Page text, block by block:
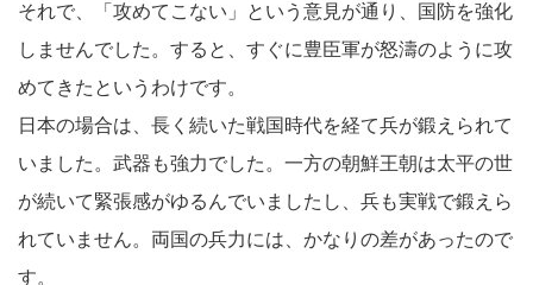
それで、「攻めてこない」という意見が通り、国防を強化
しませんでした。すると、すぐに豊臣軍が怒濤のように攻
めてきたというわけです。
日本の場合は、長く続いた戦国時代を経て兵が鍛えられて
いました。武器も強力でした。一方の朝鮮王朝は太平の世
が続いて緊張感がゆるんでいましたし、兵も実戦で鍛えら
れていません。両国の兵力には、かなりの差があったので
す。